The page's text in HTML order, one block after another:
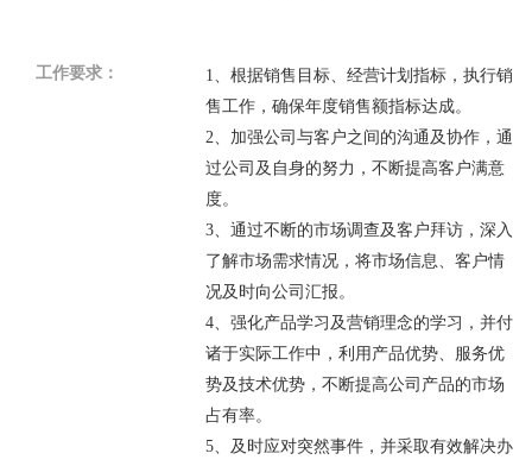
工作要求： 1、根据销售目标、经营计划指标，执行销
售工作，确保年度销售额指标达成。
2、加强公司与客户之间的沟通及协作，通
过公司及自身的努力，不断提高客户满意
度。
3、通过不断的市场调查及客户拜访，深入
了解市场需求情况，将市场信息、客户情
况及时向公司汇报。
4、强化产品学习及营销理念的学习，并付
诸于实际工作中，利用产品优势、服务优
势及技术优势，不断提高公司产品的市场
占有率。
5、及时应对突然事件，并采取有效解决办